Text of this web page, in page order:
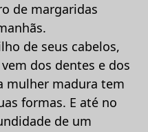
de margaridas
de seus cabelos,
dos dentes e dos
mulher madura tem
formas. E até no
de um